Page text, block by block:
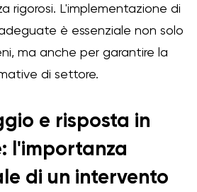
rigorosi. L'implementazione di
è essenziale non solo
ma anche per garantire la
di settore.
e risposta in
l'importanza
di un intervento